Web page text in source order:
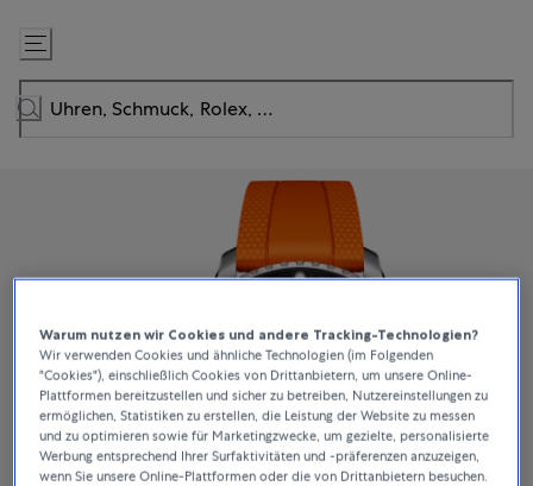
Zum
Inhalt
springen
Warum nutzen wir Cookies und andere Tracking-Technologien?
Wir verwenden Cookies und ähnliche Technologien (im Folgenden
"Cookies"), einschließlich Cookies von Drittanbietern, um unsere Online-
Plattformen bereitzustellen und sicher zu betreiben, Nutzereinstellungen zu
ermöglichen, Statistiken zu erstellen, die Leistung der Website zu messen
und zu optimieren sowie für Marketingzwecke, um gezielte, personalisierte
Werbung entsprechend Ihrer Surfaktivitäten und -präferenzen anzuzeigen,
wenn Sie unsere Online-Plattformen oder die von Drittanbietern besuchen.